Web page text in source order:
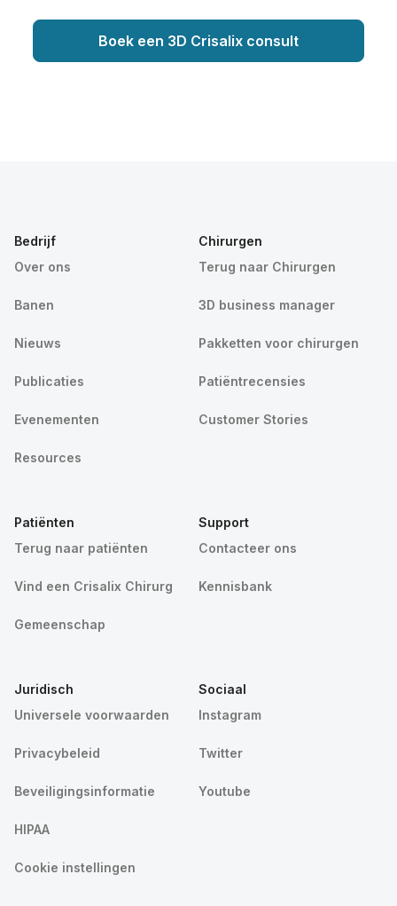
Boek een 3D Crisalix consult
Bedrijf
Over ons
Banen
Nieuws
Publicaties
Evenementen
Resources
Chirurgen
Terug naar Chirurgen
3D business manager
Pakketten voor chirurgen
Patiëntrecensies
Customer Stories
Patiënten
Terug naar patiënten
Vind een Crisalix Chirurg
Gemeenschap
Support
Contacteer ons
Kennisbank
Juridisch
Universele voorwaarden
Privacybeleid
Beveiligingsinformatie
HIPAA
Cookie instellingen
Sociaal
Instagram
Twitter
Youtube